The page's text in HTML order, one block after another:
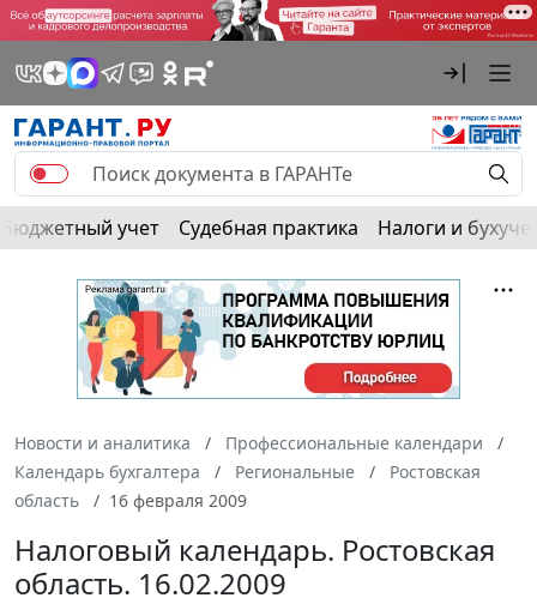
Бюджетный учет Судебная практика Налоги и
Новости и аналитика
Профессиональные календари
Календарь бухгалтера
Региональные
Ростовская
область
16 февраля 2009
Налоговый календарь. Ростовская
область. 16.02.2009